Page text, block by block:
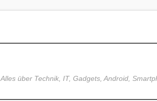
Alles über Technik, IT, Gadgets, Android,